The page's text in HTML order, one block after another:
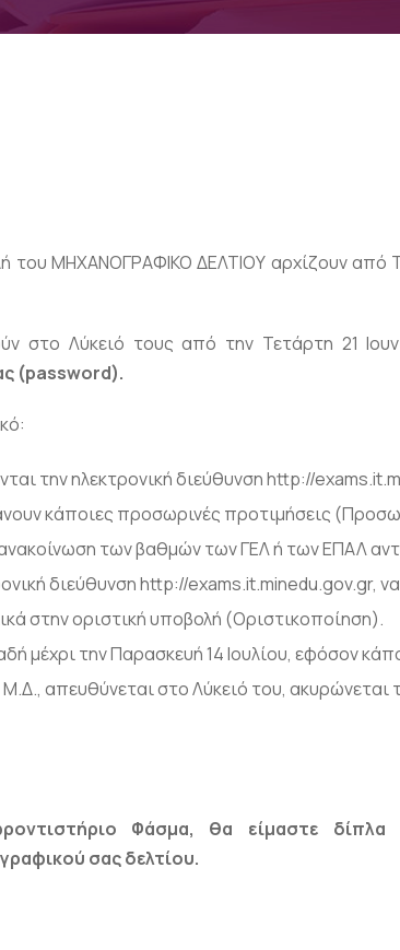
του ΜΗΧΑΝΟΓΡΑΦΙΚΟ ΔΕΛΤΙΟΥ αρχίζουν από
στο Λύκειό τους από την Τετάρτη 21
(password).
την ηλεκτρονική διεύθυνση http://
κάποιες προσωρινές προτιμήσεις
ανακοίνωση των βαθμών των ΓΕΛ ή των ΕΠΑΛ
διεύθυνση http://exams.it.minedu.gov.gr,
στην οριστική υποβολή (Οριστικοποίηση).
μέχρι την Παρασκευή 14 Ιουλίου, εφόσον
απευθύνεται στο Λύκειό του, ακυρώνεται
Φάσμα, θα είμαστε
σας δελτίου.